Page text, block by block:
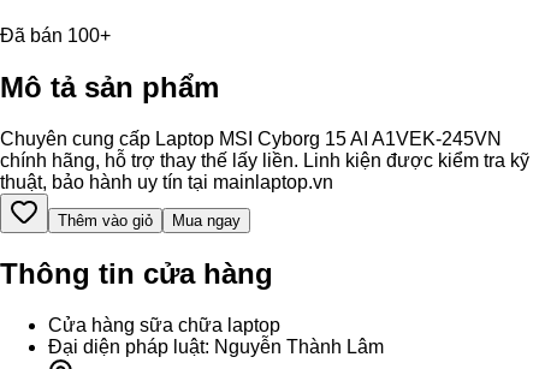
Đã bán 100+
Mô tả sản phẩm
Chuyên cung cấp Laptop MSI Cyborg 15 AI A1VEK-245VN
chính hãng, hỗ trợ thay thế lấy liền. Linh kiện được kiểm tra kỹ
thuật, bảo hành uy tín tại mainlaptop.vn
Thêm vào giỏ Mua ngay
Thông tin cửa hàng
Cửa hàng sữa chữa laptop
Đại diện pháp luật: Nguyễn Thành Lâm